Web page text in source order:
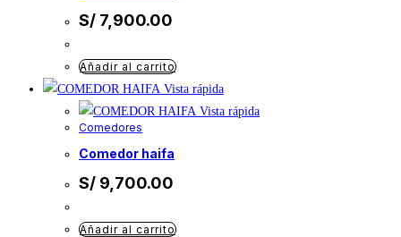
S/ 7,900.00
Añadir al carrito
Vista rápida
Vista rápida
Comedores
comedor haifa
S/ 9,700.00
Añadir al carrito